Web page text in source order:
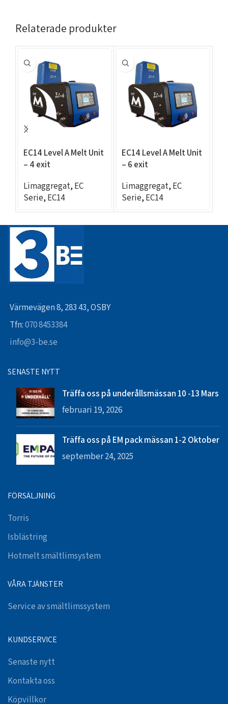
Relaterade produkter
EC14 Level A Melt Unit
– 4 exit
Limaggregat, EC
Serie, EC14
EC14 Level A Melt Unit
– 6 exit
Limaggregat, EC
Serie, EC14
Värmevägen 8, 283 43, OSBY
Tfn:070 8453384
info@3-be.se
SENASTE NYTT
Träffa oss på underållsmässan 10 -13 Mars
februari 19, 2026
Träffa oss på EM pack mässan 1-2 Oktober
september 24, 2025
FÖRSÄLJNING
Torris
Isblästring
Hotmelt smältlimsystem
VÅRA TJÄNSTER
Service av smältlimssystem
KUNDSERVICE
Senaste nytt
Kontakta oss
Köpvillkor